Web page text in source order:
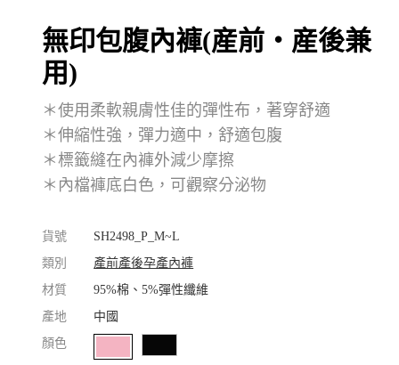
無印包腹內褲(産前・産後兼
用)
＊使用柔軟親膚性佳的彈性布，著穿舒適
＊伸縮性強，彈力適中，舒適包腹
＊標籤縫在內褲外減少摩擦
＊內檔褲底白色，可觀察分泌物
貨號
SH2498_P_M~L
類別
產前產後孕產內褲
材質
95%棉、5%彈性纖維
產地
中國
顏色